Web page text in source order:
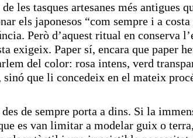
les tasques artesanes més antigues
els japonesos “com sempre i a
Però d’aquest ritual en conserva
exigeix. Paper sí, encara que paper
del color: rosa intens, verd
que li concedeix en el mateix
de sempre porta a dins. Si la
es van limitar a modelar guix o